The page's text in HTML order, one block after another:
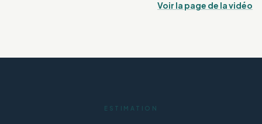
Voir la page de la vidéo
ESTIMATION